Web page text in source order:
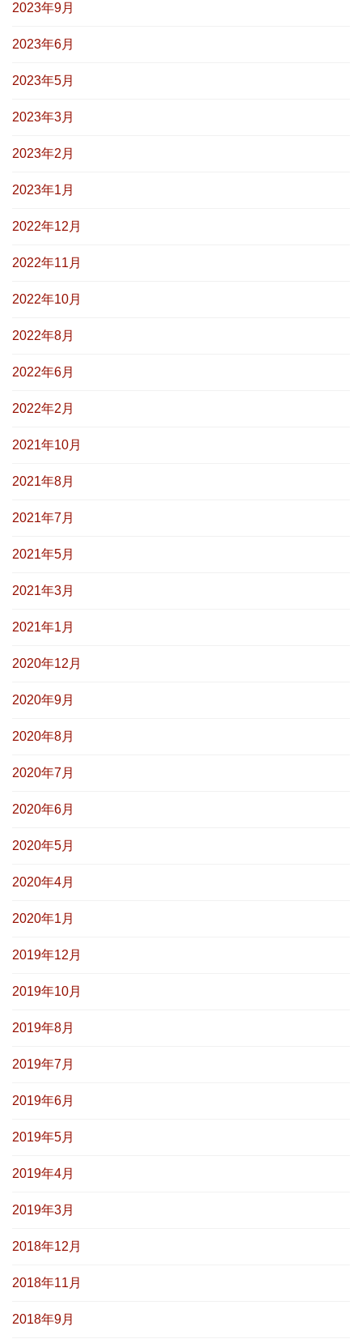
2023年9月
2023年6月
2023年5月
2023年3月
2023年2月
2023年1月
2022年12月
2022年11月
2022年10月
2022年8月
2022年6月
2022年2月
2021年10月
2021年8月
2021年7月
2021年5月
2021年3月
2021年1月
2020年12月
2020年9月
2020年8月
2020年7月
2020年6月
2020年5月
2020年4月
2020年1月
2019年12月
2019年10月
2019年8月
2019年7月
2019年6月
2019年5月
2019年4月
2019年3月
2018年12月
2018年11月
2018年9月